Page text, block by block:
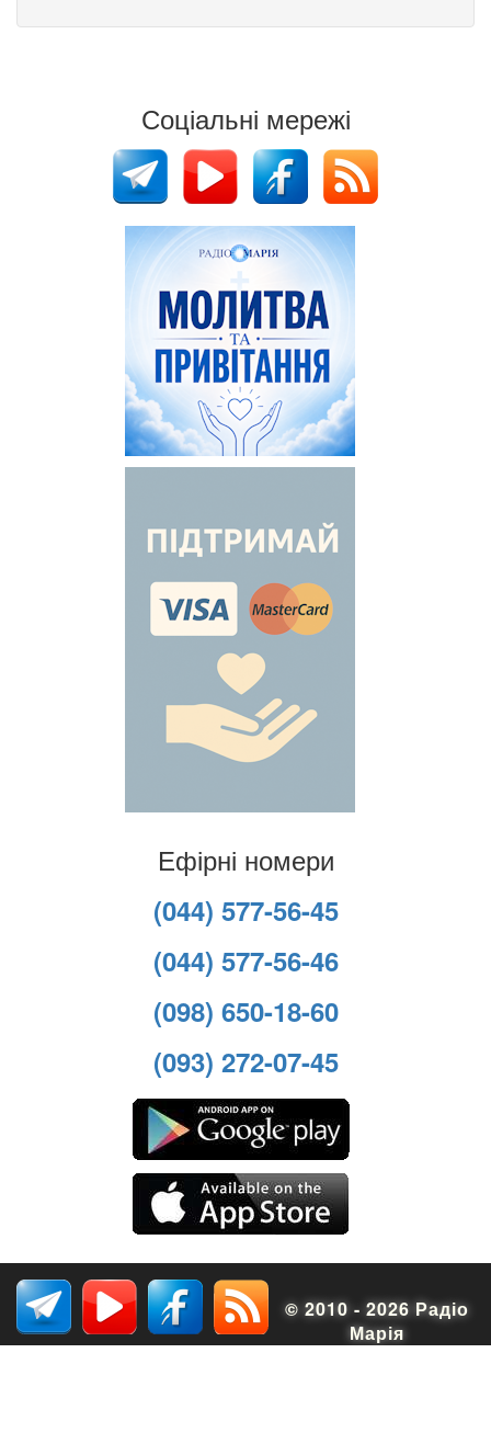
Соціальні мережі
Ефірні номери
(044) 577-56-45
(044) 577-56-46
(098) 650-18-60
(093) 272-07-45
© 2010 - 2026 Радіо
Марія